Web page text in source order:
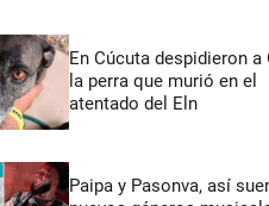
En Cúcuta despidieron a
la perra que murió en el
atentado del Eln
Paipa y Pasonva, así